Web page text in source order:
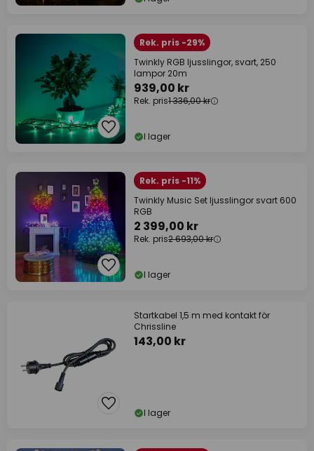
Rek. pris -29%
Twinkly RGB ljusslingor, svart, 250
lampor 20m
939,00 kr
Rek. pris1 336,00 kr
I lager
Rek. pris -11%
Twinkly Music Set ljusslingor svart 600
RGB
2 399,00 kr
Rek. pris2 693,00 kr
I lager
Startkabel 1,5 m med kontakt för
Chrissline
143,00 kr
I lager